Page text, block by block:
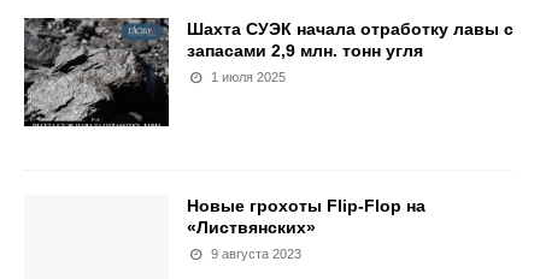
Шахта СУЭК начала отработку лавы с
запасами 2,9 млн. тонн угля
1 июля 2025
Новые грохоты Flip-Flop на
«Листвянских»
9 августа 2023